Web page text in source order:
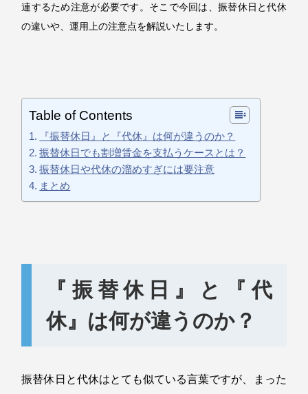
連するため注意が必要です。そこで今回は、振替休日と代休
の違いや、運用上の注意点を解説いたします。
Table of Contents
『振替休日』と『代休』は何が違うのか？
振替休日でも割増賃金を支払うケースとは？
振替休日や代休の溜めすぎには要注意
まとめ
『振替休日』と『代
休』は何が違うのか？
振替休日と代休はとても似ている言葉ですが、まった